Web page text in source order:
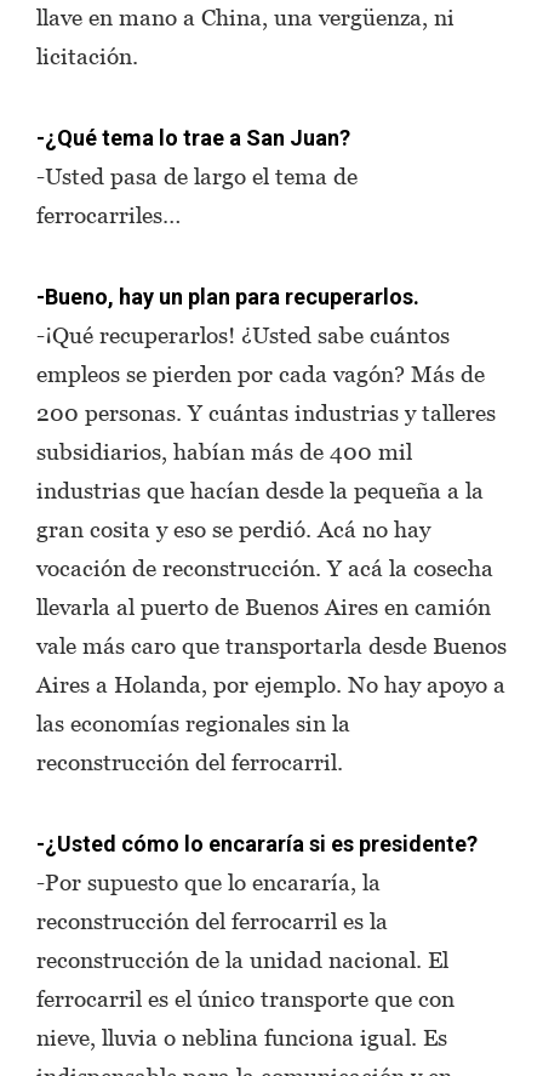
llave en mano a China, una vergüenza, ni
licitación.
-¿Qué tema lo trae a San Juan?
-Usted pasa de largo el tema de
ferrocarriles…
-Bueno, hay un plan para recuperarlos.
-¡Qué recuperarlos! ¿Usted sabe cuántos
empleos se pierden por cada vagón? Más de
200 personas. Y cuántas industrias y talleres
subsidiarios, habían más de 400 mil
industrias que hacían desde la pequeña a la
gran cosita y eso se perdió. Acá no hay
vocación de reconstrucción. Y acá la cosecha
llevarla al puerto de Buenos Aires en camión
vale más caro que transportarla desde Buenos
Aires a Holanda, por ejemplo. No hay apoyo a
las economías regionales sin la
reconstrucción del ferrocarril.
-¿Usted cómo lo encararía si es presidente?
-Por supuesto que lo encararía, la
reconstrucción del ferrocarril es la
reconstrucción de la unidad nacional. El
ferrocarril es el único transporte que con
nieve, lluvia o neblina funciona igual. Es